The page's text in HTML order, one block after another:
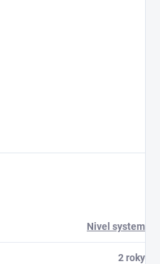
Nivel system
2 roky